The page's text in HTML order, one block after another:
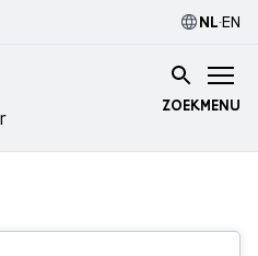
NL·EN
ZOEKMENU